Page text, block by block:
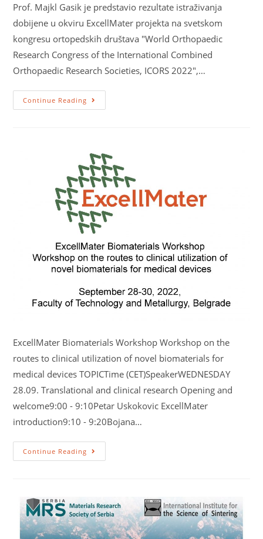
Prof. Majkl Gasik je predstavio rezultate istraživanja
dobijene u okviru ExcellMater projekta na svetskom
kongresu ortopedskih društava "World Orthopaedic
Research Congress of the International Combined
Orthopaedic Research Societies, ICORS 2022",…
Continue Reading
ExcellMater Biomaterials Workshop Workshop on the
routes to clinical utilization of novel biomaterials for
medical devices TOPICTime (CET)SpeakerWEDNESDAY
28.09. Translational and clinical research Opening and
welcome9:00 - 9:10Petar Uskokovic ExcellMater
introduction9:10 - 9:20Bojana…
Continue Reading